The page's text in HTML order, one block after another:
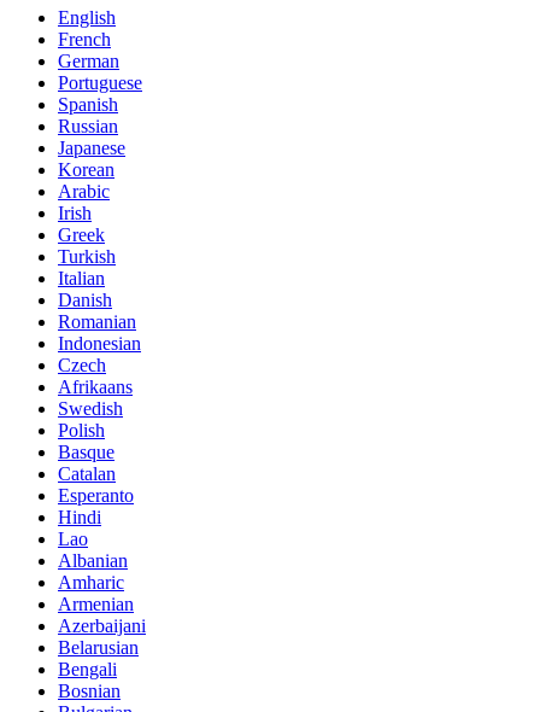
English
French
German
Portuguese
Spanish
Russian
Japanese
Korean
Arabic
Irish
Greek
Turkish
Italian
Danish
Romanian
Indonesian
Czech
Afrikaans
Swedish
Polish
Basque
Catalan
Esperanto
Hindi
Lao
Albanian
Amharic
Armenian
Azerbaijani
Belarusian
Bengali
Bosnian